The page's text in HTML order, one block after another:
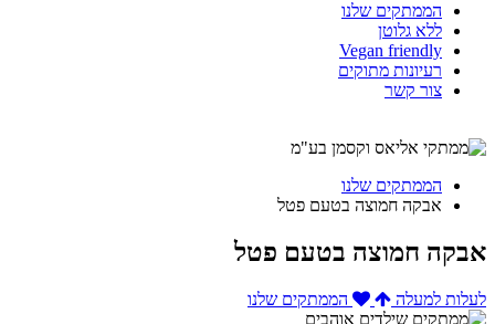
הממתקים שלנו
ללא גלוטן
Vegan friendly
רעיונות מתוקים
צור קשר
הממתקים שלנו
אבקה חמוצה בטעם פטל
אבקה חמוצה בטעם פטל
לעלות למעלה הממתקים שלנו